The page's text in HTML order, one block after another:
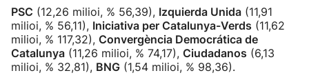
PSC (12,26 milioi, % 56,39), Izquierda Unida (11,91
milioi, % 56,11), Iniciativa per Catalunya-Verds (11,62
milioi, % 117,32), Convergència Democrática de
Catalunya (11,26 milioi, % 74,17), Ciudadanos (6,13
milioi, % 32,81), BNG (1,54 milioi, % 98,36).